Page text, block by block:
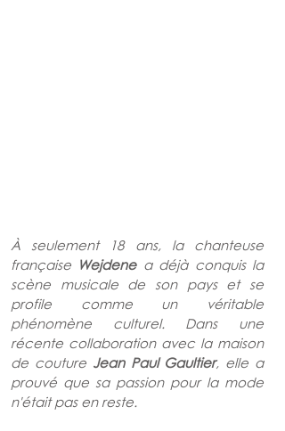
À seulement 18 ans, la chanteuse
française Wejdene a déjà conquis la
scène musicale de son pays et se
profile comme un véritable
phénomène culturel. Dans une
récente collaboration avec la maison
de couture Jean Paul Gaultier, elle a
prouvé que sa passion pour la mode
n'était pas en reste.